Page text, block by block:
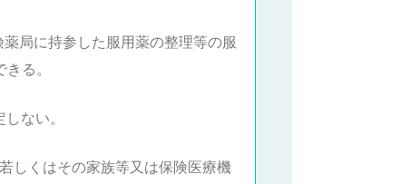
局に持参した服用薬の整理等の服
る。
ない。
しくはその家族等又は保険医療機